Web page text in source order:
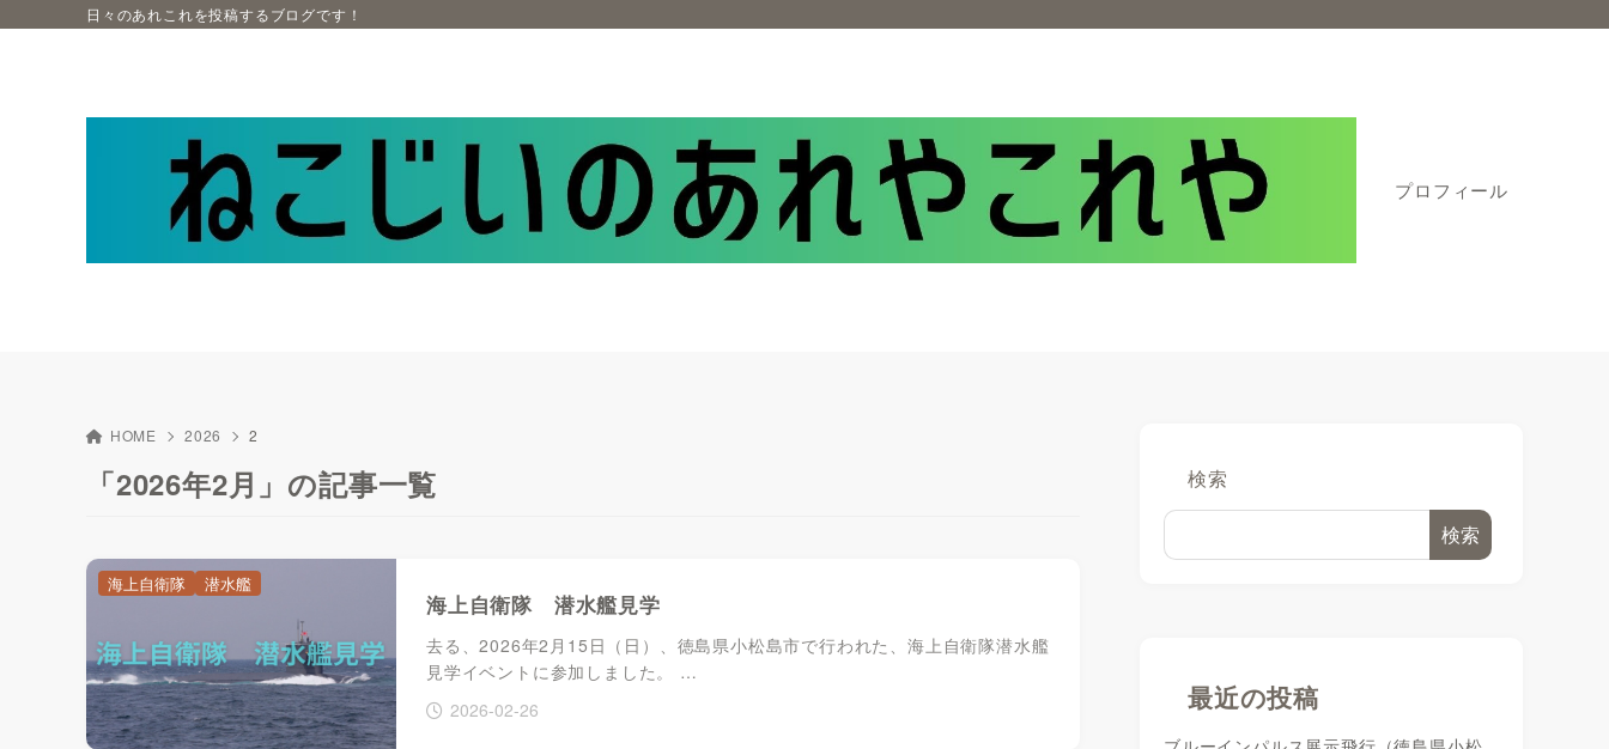
日々のあれこれを投稿するブログです！
プロフィール
HOME 2026 2
「2026年2月」の記事一覧
海上自衛隊 潜水艦見学
去る、2026年2月15日（日）、徳島県小松島市で行われた、海上自衛隊潜水艦
見学イベントに参加しました。 …
2026-02-26
海上自衛隊 潜水艦
検索
検索
最近の投稿